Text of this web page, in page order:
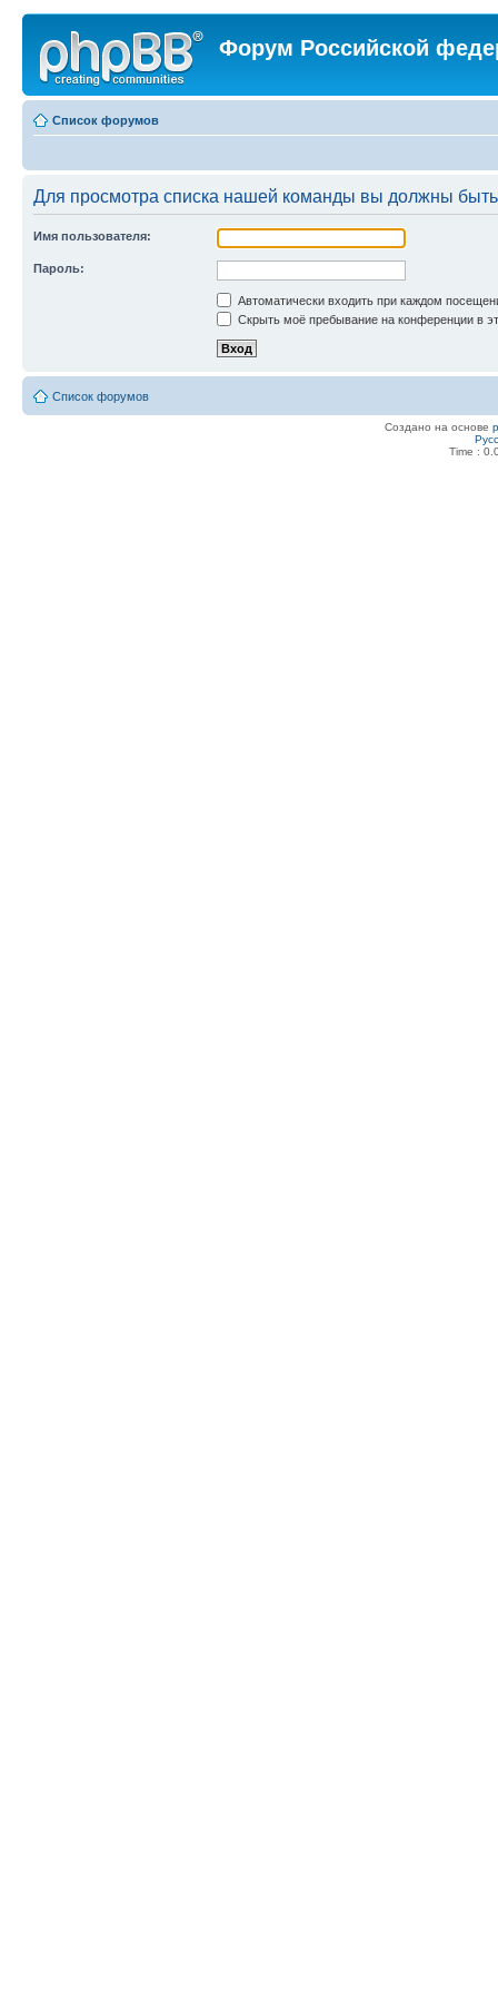
Форум Российской
Список форумов
Для просмотра списка нашей команды вы должны
Имя пользователя:
Пароль:
Автоматически входить при каждом
Скрыть моё пребывание на конференции в
Список форумов
Создано на основе
Time :